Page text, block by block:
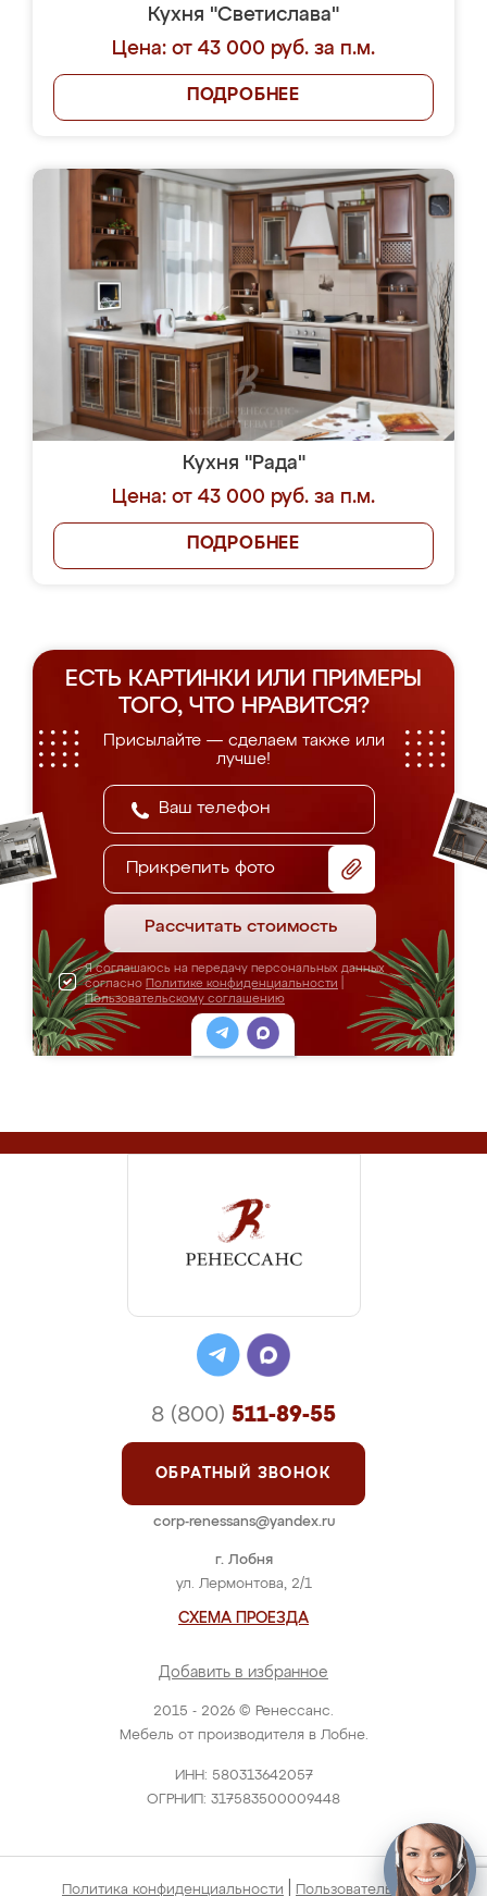
Кухня "Светислава"
Цена: от 43 000 руб. за п.м.
ПОДРОБНЕЕ
Кухня "Рада"
Цена: от 43 000 руб. за п.м.
ПОДРОБНЕЕ
ЕСТЬ КАРТИНКИ ИЛИ ПРИМЕРЫ
ТОГО, ЧТО НРАВИТСЯ?
Присылайте — сделаем также или
лучше!
Прикрепить фото
Рассчитать стоимость
Я соглашаюсь на передачу персональных данных
согласно Политике конфиденциальности
Пользовательскому соглашению
2015 - 2026 © Ренессанс.
Мебель от производителя в Лобне.
ИНН: 580313642057
ОГРНИП: 317583500009448
г. Лобня
ул. Лермонтова, 2/1
СХЕМА ПРОЕЗДА
Добавить в избранное
8 (800) 511-89-55
ОБРАТНЫЙ ЗВОНОК
corp-renessans@yandex.ru
Политика конфиденциальности Пользовательское